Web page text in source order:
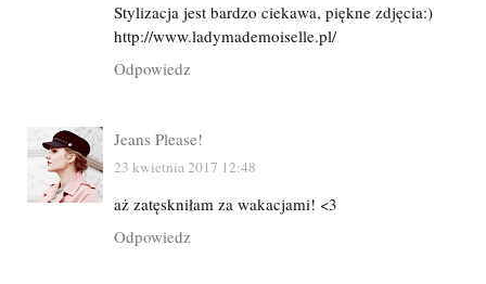
Stylizacja jest bardzo ciekawa, piękne zdjęcia:)
http://www.ladymademoiselle.pl/
Odpowiedz
Jeans Please!
23 kwietnia 2017 12:48
aż zatęskniłam za wakacjami! <3
Odpowiedz